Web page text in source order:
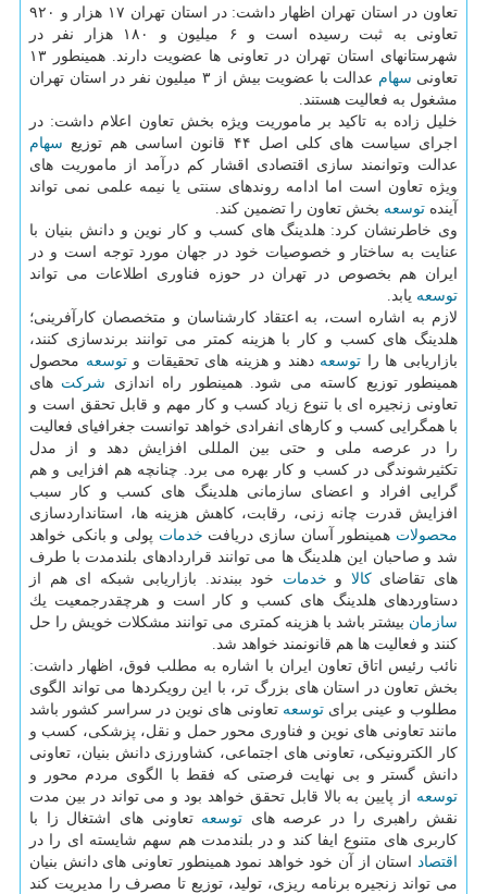
تعاون در استان تهران اظهار داشت: در استان تهران ۱۷ هزار و ۹۲۰
تعاونی به ثبت رسیده است و ۶ میلیون و ۱۸۰ هزار نفر در
شهرستانهای استان تهران در تعاونی ها عضویت دارند. همینطور ۱۳
تعاونی سهام
عدالت با عضویت بیش از ۳ میلیون نفر در استان تهران
مشغول به فعالیت هستند.
خلیل زاده به تاكید بر ماموریت ویژه بخش تعاون اعلام داشت: در
اجرای سیاست های كلی اصل ۴۴ قانون اساسی هم توزیع
سهام
عدالت وتوانمند سازی اقتصادی اقشار كم درآمد از ماموریت های
ویژه تعاون است اما ادامه روندهای سنتی یا نیمه علمی نمی تواند
آینده توسعه بخش تعاون را تضمین كند.
وی خاطرنشان كرد: هلدینگ های كسب و كار نوین و دانش بنیان با
عنایت به ساختار و خصوصیات خود در جهان مورد توجه است و در
ایران هم بخصوص در تهران در حوزه فناوری اطلاعات می تواند
توسعه یابد.
لازم به اشاره است، به اعتقاد كارشناسان و متخصصان كارآفرینی؛
هلدینگ های كسب و كار با هزینه كمتر می توانند برندسازی كنند،
بازاریابی ها را توسعه دهند و هزینه های تحقیقات وتوسعه محصول
همینطور توزیع كاسته می شود. همینطور راه اندازی شركت های
تعاونی زنجیره ای با تنوع زیاد كسب و كار مهم و قابل تحقق است و
با همگرایی كسب و كارهای انفرادی خواهد توانست جغرافیای فعالیت
را در عرصه ملی و حتی بین المللی افزایش دهد و از مدل
تكثیرشوندگی در كسب و كار بهره می برد. چنانچه هم افزایی و هم
گرایی افراد و اعضای سازمانی هلدینگ های كسب و كار سبب
افزایش قدرت چانه زنی، رقابت، كاهش هزینه ها، استانداردسازی
محصولات همینطور آسان سازی دریافت خدمات پولی و بانكی خواهد
شد و صاحبان این هلدینگ ها می توانند قراردادهای بلندمدت با طرف
های تقاضایكالا و خدمات خود ببندند. بازاریابی شبكه ای هم از
دستاوردهای هلدینگ های كسب و كار است و هرچقدرجمعیت یك
سازمان بیشتر باشد با هزینه كمتری می توانند مشكلات خویش را حل
كنند و فعالیت ها هم قانونمند خواهد شد.
نائب رئیس اتاق تعاون ایران با اشاره به مطلب فوق، اظهار داشت:
بخش تعاون در استان های بزرگ تر، با این رویكردها می تواند الگوی
مطلوب و عینی برایتوسعه تعاونی های نوین در سراسر كشور باشد
مانند تعاونی های نوین و فناوری محور حمل و نقل، پزشكی، كسب و
كار الكترونیكی، تعاونی های اجتماعی، كشاورزی دانش بنیان، تعاونی
دانش گستر و بی نهایت فرصتی كه فقط با الگوی مردم محور و
توسعه از پایین به بالا قابل تحقق خواهد بود و می تواند در بین مدت
نقش راهبری را در عرصه های توسعه تعاونی های اشتغال زا با
كاربری های متنوع ایفا كند و در بلندمدت هم سهم شایسته ای را در
اقتصاد استان از آن خود خواهد نمود همینطور تعاونی های دانش بنیان
می تواند زنجیره برنامه ریزی، تولید، توزیع تا مصرف را مدیریت كند